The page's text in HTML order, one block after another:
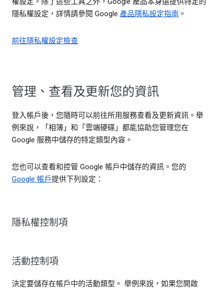
隱私權設定，詳情請參閱 Google 產品隱私設定指南 。
前往隱私權設定檢查
管理、查看及更新您的資訊
登入帳戶後，您隨時可以前往所用服務查看及更新資訊。舉
例來說，「相簿」和「雲端硬碟」都能協助您管理您在
Google 服務中儲存的特定類型內容。
您也可以查看和控管 Google 帳戶中儲存的資訊。您的
Google 帳戶提供下列設定：
隱私權控制項
活動控制項
決定要儲存在帳戶中的活動類型。 舉例來說，如果您開啟